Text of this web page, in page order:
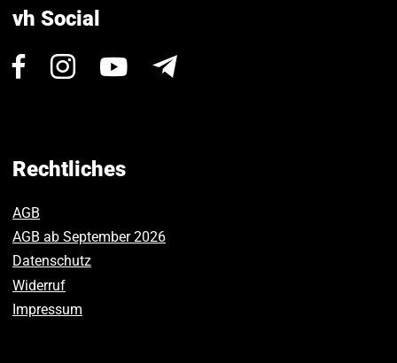
vh Social
Besuchen
Facebook.
Besuchen
Instagram.
Besuchen
Rechtliches
AGB
AGB ab September 2026
Datenschutz
Widerruf
Impressum